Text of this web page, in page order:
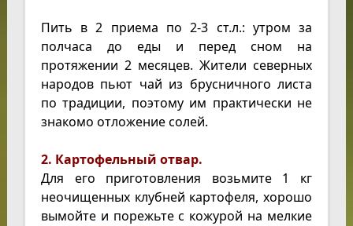
Пить в 2 приема по 2-3 ст.л.: утром за
полчаса до еды и перед сном на
протяжении 2 месяцев. Жители северных
народов пьют чай из брусничного листа
по традиции, поэтому им практически не
знакомо отложение солей.
2. Картофельный отвар.
Для его приготовления возьмите 1 кг
неочищенных клубней картофеля, хорошо
вымойте и порежьте с кожурой на мелкие